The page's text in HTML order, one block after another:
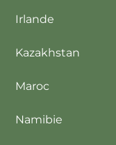
Irlande
Kazakhstan
Maroc
Namibie